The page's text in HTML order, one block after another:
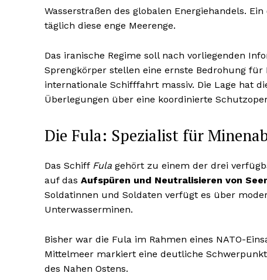
Wasserstraßen des globalen Energiehandels.
täglich diese enge Meerenge.
Das iranische Regime soll nach vorliegenden
Sprengkörper stellen eine ernste Bedrohung
internationale Schifffahrt massiv. Die Lage hat
Überlegungen über eine koordinierte
Die Fula: Spezialist für
Das Schiff Fula gehört zu einem der drei
auf das Aufspüren und Neutralisieren von
Soldatinnen und Soldaten verfügt es über
Unterwasserminen.
Bisher war die Fula im Rahmen eines NATO-
Mittelmeer markiert eine deutliche
des Nahen Ostens.